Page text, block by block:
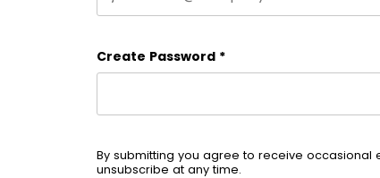
Create Password *
By submitting you agree to receive occasional
unsubscribe at any time.